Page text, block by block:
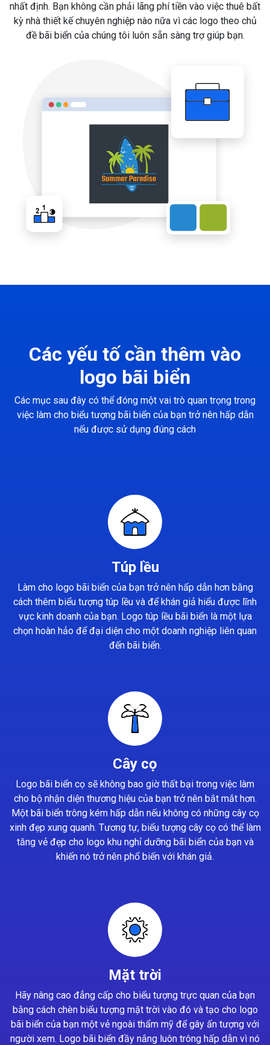
nhất định. Bạn không cần phải lãng phí tiền vào việc thuê bất
kỳ nhà thiết kế chuyên nghiệp nào nữa vì các logo theo chủ
đề bãi biển của chúng tôi luôn sẵn sàng trợ giúp bạn.
Các yếu tố cần thêm vào
logo bãi biển
Các mục sau đây có thể đóng một vai trò quan trọng trong
việc làm cho biểu tượng bãi biển của bạn trở nên hấp dẫn
nếu được sử dụng đúng cách
Túp lều
Làm cho logo bãi biển của bạn trở nên hấp dẫn hơn bằng
cách thêm biểu tượng túp lều và để khán giả hiểu được lĩnh
vực kinh doanh của bạn. Logo túp lều bãi biển là một lựa
chọn hoàn hảo để đại diện cho một doanh nghiệp liên quan
đến bãi biển.
Cây cọ
Logo bãi biển cọ sẽ không bao giờ thất bại trong việc làm
cho bộ nhận diện thương hiệu của bạn trở nên bắt mắt hơn.
Một bãi biển trông kém hấp dẫn nếu không có những cây cọ
xinh đẹp xung quanh. Tương tự, biểu tượng cây cọ có thể làm
tăng vẻ đẹp cho logo khu nghỉ dưỡng bãi biển của bạn và
khiến nó trở nên phổ biến với khán giả.
Mặt trời
Hãy nâng cao đẳng cấp cho biểu tượng trực quan của bạn
bằng cách chèn biểu tượng mặt trời vào đó và tạo cho logo
bãi biển của bạn một vẻ ngoài thẩm mỹ để gây ấn tượng với
người xem. Logo bãi biển đầy nắng luôn trông hấp dẫn vì nó